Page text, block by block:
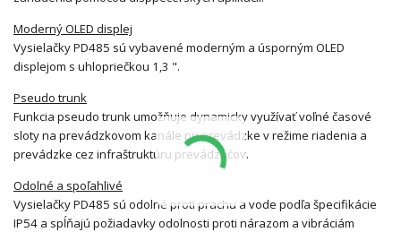
Moderný OLED displej
Vysielačky PD485 sú vybavené moderným a úsporným OLED
displejom s uhlopriečkou 1,3 ".
Pseudo trunk
Funkcia pseudo trunk umožňuje dynamicky využívať voľné časové
sloty na prevádzkovom kanále pri prevádzke v režime riadenia a
prevádzke cez infraštruktúru prevádzačov.
Odolné a spoľahlivé
Vysielačky PD485 sú odolné proti prachu a vode podľa špecifikácie
IP54 a spĺňajú požiadavky odolnosti proti nárazom a vibráciám